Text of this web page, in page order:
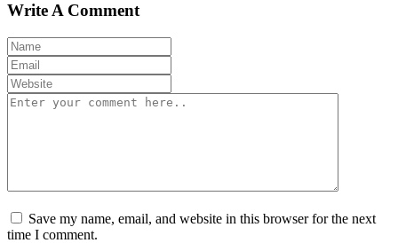
Write A Comment
Save my name, email, and website in this browser for the next
time I comment.